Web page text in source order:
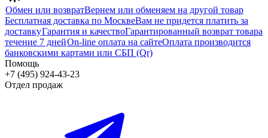
Обмен или возвратВернем или обменяем на другой товар
Бесплатная доставка по МосквеВам не придется платить за
доставкуГарантия и качествоГарантированный возврат товара
течение 7 днейOn-line оплата на сайтеОплата производится
банковскими картами или СБП (Qr)
Помощь
+7 (495) 924-43-23
Отдел продаж